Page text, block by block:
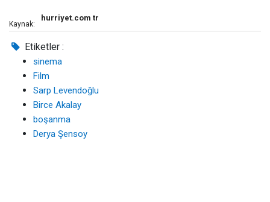
Kaynak:
hurriyet.com tr
Etiketler :
sinema
Film
Sarp Levendoğlu
Birce Akalay
boşanma
Derya Şensoy